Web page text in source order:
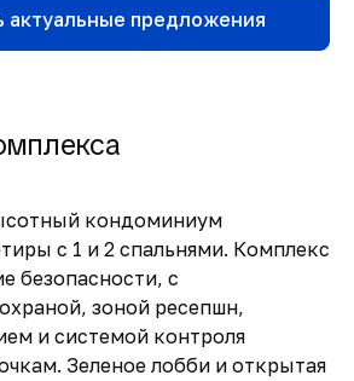
актуальные предложения
кондоминиум
с 1 и 2 спальнями. Комплекс
безопасности, с
зоной ресепшн,
и системой контроля
Зеленое лобби и открытая